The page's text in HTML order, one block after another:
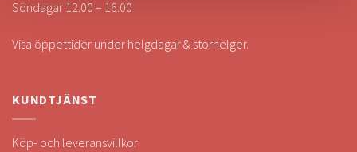
Söndagar 12.00 – 16.00
Visa öppettider under helgdagar & storhelger.
KUNDTJÄNST
Köp- och leveransvillkor